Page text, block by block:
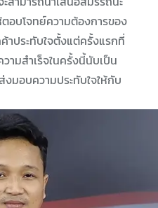
อบโจทย์ความต้องการของ
าประทับใจตั้งแต่ครั้งแรกที่
ามสำเร็จในครั้งนี้นับเป็น
มอบความประทับใจให้กับ